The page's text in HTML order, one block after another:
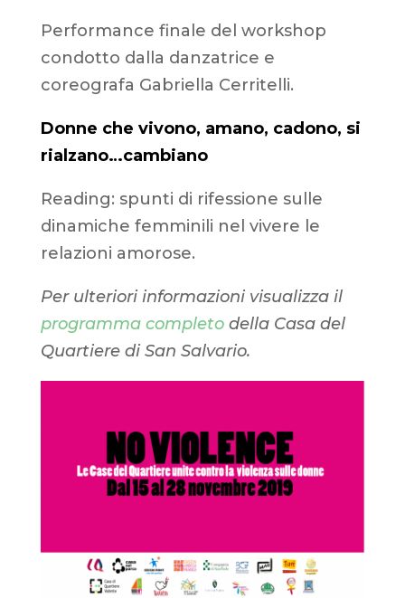
Performance finale del workshop
condotto dalla danzatrice e
coreografa Gabriella Cerritelli.
Donne che vivono, amano, cadono, si
rialzano…cambiano
Reading: spunti di rifessione sulle
dinamiche femminili nel vivere le
relazioni amorose.
Per ulteriori informazioni visualizza il
programma completodella Casa del
Quartiere di San Salvario.